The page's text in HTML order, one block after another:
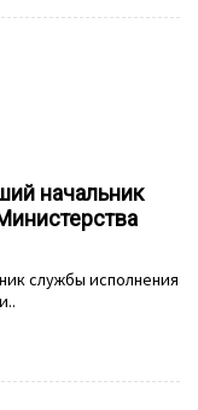
начальник
службы исполнения